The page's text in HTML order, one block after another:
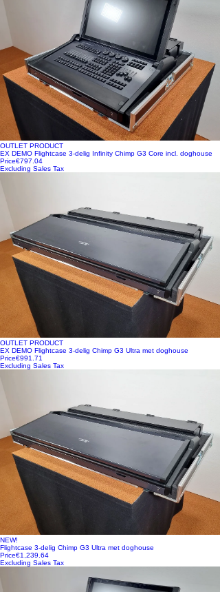
OUTLET PRODUCT
EX DEMO Flightcase 3-delig Infinity Chimp G3 Core incl. doghouse
Price€797.04
Excluding Sales Tax
OUTLET PRODUCT
EX DEMO Flightcase 3-delig Chimp G3 Ultra met doghouse
Price€991.71
Excluding Sales Tax
NEW!
Flightcase 3-delig Chimp G3 Ultra met doghouse
Price€1,239.64
Excluding Sales Tax